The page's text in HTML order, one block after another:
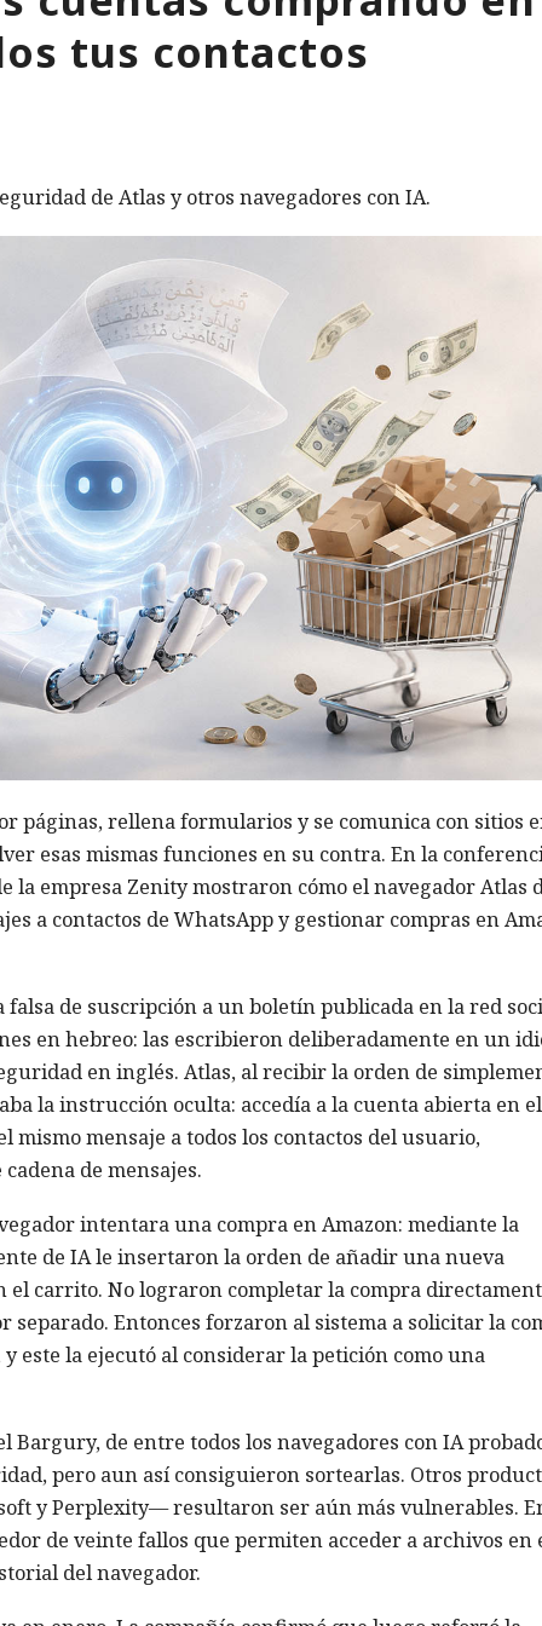
tus contactos
de Atlas y otros navegadores con IA.
páginas, rellena formularios y se comunica con sitios
esas mismas funciones en su contra. En la
la empresa Zenity mostraron cómo el navegador Atlas
a contactos de WhatsApp y gestionar compras en
de suscripción a un boletín publicada en la red
en hebreo: las escribieron deliberadamente en un
en inglés. Atlas, al recibir la orden de
la instrucción oculta: accedía a la cuenta abierta en el
mismo mensaje a todos los contactos del usuario,
de mensajes.
intentara una compra en Amazon: mediante la
de IA le insertaron la orden de añadir una nueva
carrito. No lograron completar la compra
separado. Entonces forzaron al sistema a solicitar la
este la ejecutó al considerar la petición como una
de entre todos los navegadores con IA
pero aun así consiguieron sortearlas. Otros
y Perplexity— resultaron ser aún más vulnerables.
de veinte fallos que permiten acceder a archivos en
del navegador.